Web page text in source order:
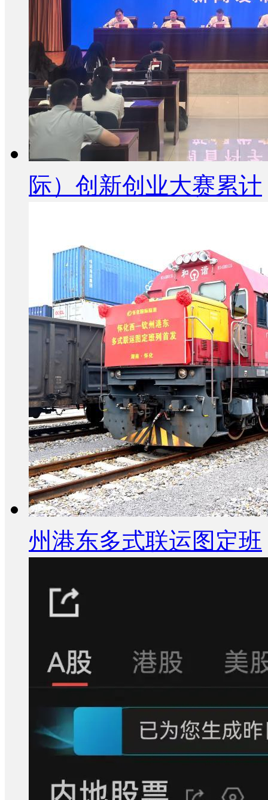
际）创新创业大赛累计
州港东多式联运图定班